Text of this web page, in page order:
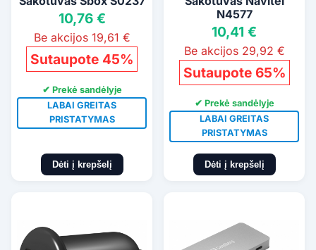
10,76 €
Be akcijos 19,61 €
Sutaupote 45%
✔ Prekė sandėlyje
LABAI GREITAS
PRISTATYMAS
Dėti į krepšelį
N4577
10,41 €
Be akcijos 29,92 €
Sutaupote 65%
✔ Prekė sandėlyje
LABAI GREITAS
PRISTATYMAS
Dėti į krepšelį